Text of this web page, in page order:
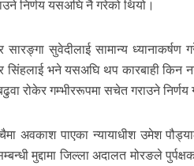
निर्णय यसअघि नै गरेको थियो।
सुवेदीलाई सामान्य
र सिंहलाई भने यसअघि थप कारबाही
रोकेर गम्भीररूपमा सचेत गराउने निर्णय
अवकाश पाएका न्यायाधीश उमेश
मुद्दामा जिल्ला अदालत मोरङले